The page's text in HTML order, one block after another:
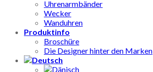
Uhrenarmbänder
Wecker
Wanduhren
Produktinfo
Broschüre
Die Designer hinter den Marken